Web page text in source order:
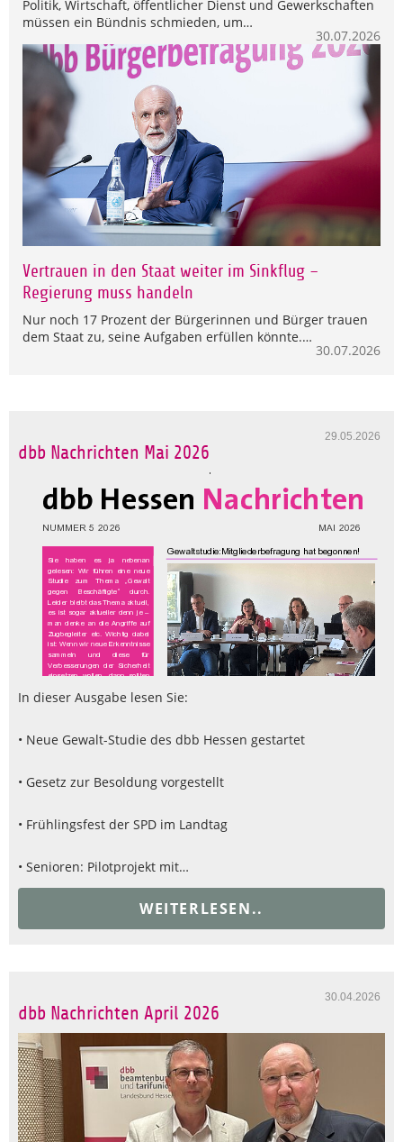
Politik, Wirtschaft, öffentlicher Dienst und Gewerkschaften
müssen ein Bündnis schmieden, um…
30.07.2026
Vertrauen in den Staat weiter im Sinkflug –
Regierung muss handeln
Nur noch 17 Prozent der Bürgerinnen und Bürger trauen
dem Staat zu, seine Aufgaben erfüllen könnte.…
30.07.2026
29.05.2026
dbb Nachrichten Mai 2026
In dieser Ausgabe lesen Sie:
• Neue Gewalt-Studie des dbb Hessen gestartet
• Gesetz zur Besoldung vorgestellt
• Frühlingsfest der SPD im Landtag
• Senioren: Pilotprojekt mit…
WEITERLESEN..
30.04.2026
dbb Nachrichten April 2026